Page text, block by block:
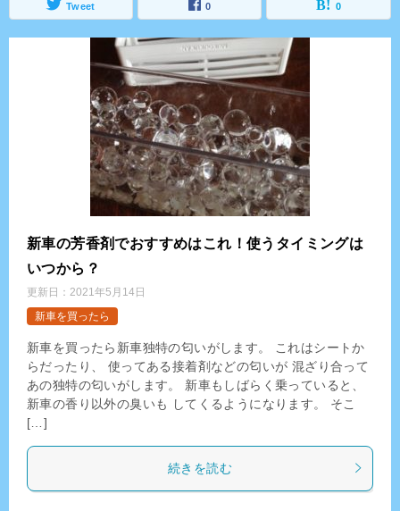
Tweet 0 0
新車の芳香剤でおすすめはこれ！使うタイミングは
いつから？
更新日： 2021年5月14日
新車を買ったら
新車を買ったら新車独特の匂いがします。 これはシートか
らだったり、 使ってある接着剤などの匂いが 混ざり合って
あの独特の匂いがします。 新車もしばらく乗っていると、
新車の香り以外の臭いも してくるようになります。 そこ
[…]
続きを読む